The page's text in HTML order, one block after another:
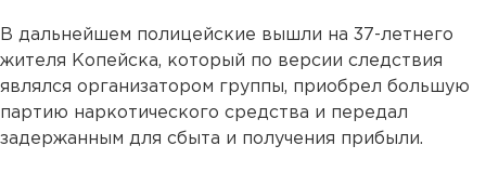
В дальнейшем полицейские вышли на 37-летнего
жителя Копейска, который по версии следствия
являлся организатором группы, приобрел большую
партию наркотического средства и передал
задержанным для сбыта и получения прибыли.